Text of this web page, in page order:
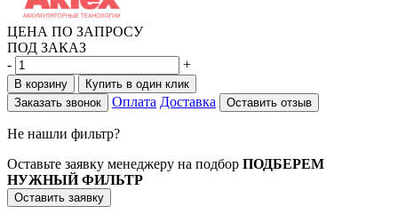
ЦЕНА ПО ЗАПРОСУ
ПОД ЗАКАЗ
-
+
В корзину
Купить в один клик
Заказать звонок
Оплата Доставка Оставить отзыв
Не нашли фильтр?
Оставьте заявку менеджеру на подбор ПОДБЕРЕМ
НУЖНЫЙ ФИЛЬТР
Оставить заявку